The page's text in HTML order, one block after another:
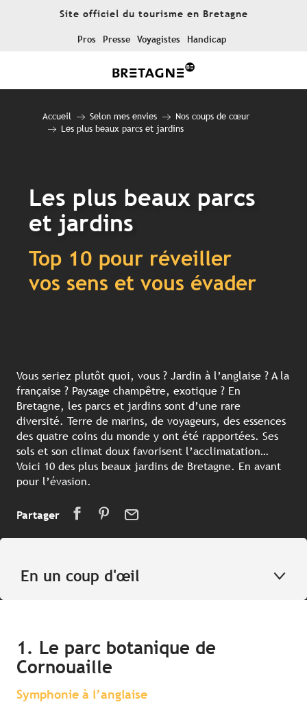
Site officiel du tourisme en Bretagne
Pros Presse Voyagistes Handicap
Accueil Selon mes envies
Nos coups de cœur
Les plus beaux parcs et jardins
Les plus beaux parcs
et jardins
Top 10 pour réveiller
vos sens et vous évader
Vous seriez plutôt quoi, vous ? Jardin à l’anglaise ? A la
française ? Paysage champêtre, exotique ? En
Bretagne, les parcs et jardins sont d’une rare
diversité. Terre de marins, de voyageurs, des essences
des quatre coins du monde y ont été rapportées. Ses
sols et son climat doux favorisent l’acclimatation…
Voici 10 des plus beaux jardins de Bretagne. En avant
pour l’évasion.
Partager
En un coup d'œil
1. Le parc botanique de
Cornouaille
Symphonie à l’anglaise